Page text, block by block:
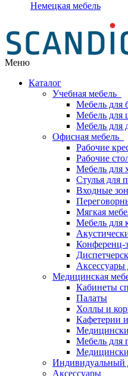
Немецкая мебель
Меню
Каталог
Учебная мебель
Мебель для
Мебель для
Мебель для
Офисная мебель
Рабочие
Рабочие
Мебель для
Стулья для
Входные
Мягкая
Мебель для
Конференц-
Аксессуары
Медицинская
Кабинеты
Палаты
Холлы и
Кафетерии
Мебель для
Индивидуальный
Аксессуары